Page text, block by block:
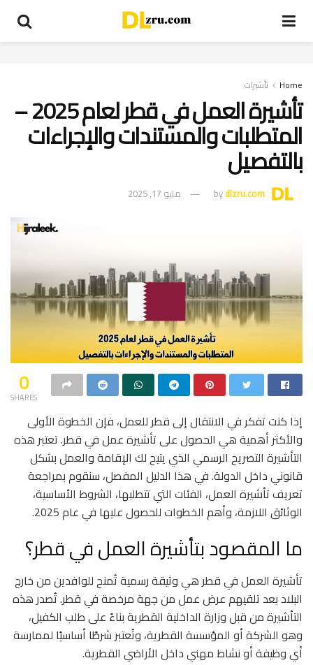
Home تأشيرات
تأشيرة العمل في قطر لعام 2025 –
المتطلبات والمستندات والإجراءات
بالتفصيل
bydlzru.com مايو 17, 2025
0
SHARES
إذا كنت تفكر في الانتقال إلى قطر للعمل، فإن الخطوة الأولى
والأكثر أهمية هي الحصول على تأشيرة عمل في قطر. تعتبر هذه
التأشيرة التصريح الرسمي الذي يتيح لك الإقامة والعمل بشكل
قانوني داخل الدولة. في هذا الدليل المفصل، سنقوم بمراجعة
تعريف تأشيرة العمل، الفئات التي تتطلبها، الشروط الأساسية،
الوثائق اللازمة، وأهم الخطوات للحصول عليها في عام 2025.
ما المقصود بتأشيرة العمل في قطر؟
تأشيرة العمل في قطر هي وثيقة رسمية تُمنح للوافدين من خارج
البلاد بعد تلقيهم عرض عمل من جهة مرخصة في قطر. تُصدر هذه
التأشيرة من قبل وزارة الداخلية القطرية بناءً على طلب الكفيل،
وهو الشركة أو المؤسسة القطرية، وتُعتبر شرطًا أساسيًا لممارسة
أي وظيفة أو نشاط مهني داخل الأراضي القطرية.